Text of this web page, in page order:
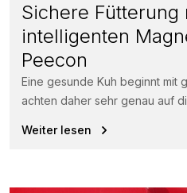
Sichere Fütterung
intelligenten
Peecon
Eine gesunde Kuh beginnt mit
achten daher sehr genau auf
Weiter lesen